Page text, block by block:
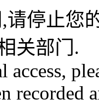
请停止您
关部门.